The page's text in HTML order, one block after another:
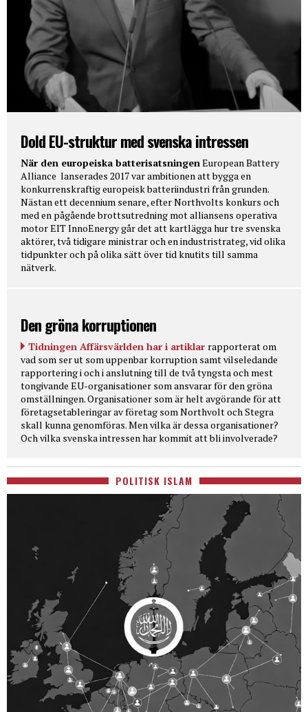
Dold EU-struktur med svenska intressen
När den europeiska batterisatsningenEuropean Battery
Alliance lanserades 2017 var ambitionen att bygga en
konkurrenskraftig europeisk batteriindustri från grunden.
Nästan ett decennium senare, efter Northvolts konkurs och
med en pågående brottsutredning mot alliansens operativa
motor EIT InnoEnergy går det att kartlägga hur tre svenska
aktörer, två tidigare ministrar och en industristrateg, vid olika
tidpunkter och på olika sätt över tid knutits till samma
nätverk.
Den gröna korruptionen
Tidningen Affärsvärlden har i artiklar rapporterat om
vad som ser ut som uppenbar korruption samt vilseledande
rapportering i och i anslutning till de två tyngsta och mest
tongivande EU-organisationer som ansvarar för den gröna
omställningen. Organisationer som är helt avgörande för att
företagsetableringar av företag som Northvolt och Stegra
skall kunna genomföras. Men vilka är dessa organisationer?
Och vilka svenska intressen har kommit att bli involverade?
POLITISK ISLAM